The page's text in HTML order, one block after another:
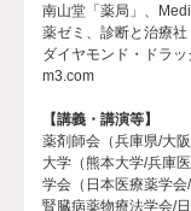
南山堂「薬局」、
薬ゼミ、診断と治療社
ダイヤモンド・ドラッ
m3.com
【講義・講演等】
薬剤師会（兵庫県/大
大学（熊本大学/兵庫
学会（日本医療薬学
腎臓病薬物療法学会/